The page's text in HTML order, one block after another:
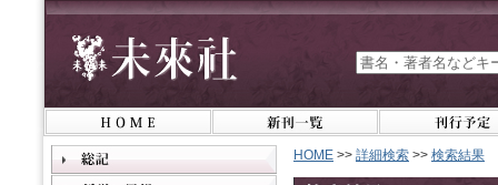
HOME >> 詳細検索 >> 検索結果